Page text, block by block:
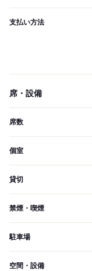
支払い方法
席・設備
席数
個室
貸切
禁煙・喫煙
駐車場
空間・設備